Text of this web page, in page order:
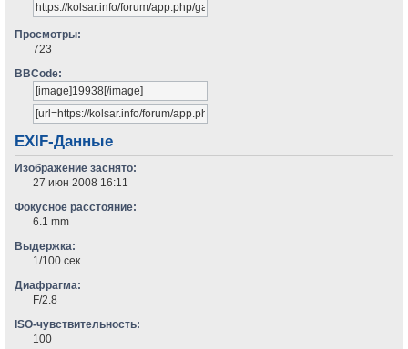
Просмотры:
723
BBCode:
EXIF-Данные
Изображение заснято:
27 июн 2008 16:11
Фокусное расстояние:
6.1 mm
Выдержка:
1/100 сек
Диафрагма:
F/2.8
ISO-чувствительность:
100